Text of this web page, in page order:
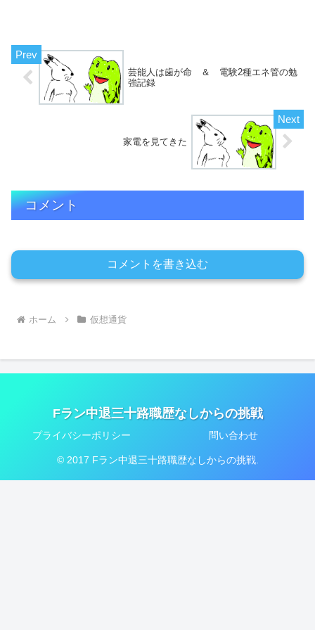
芸能人は歯が命 ＆ 電験2種エネ管の勉
強記録
家電を見てきた
コメント
コメントを書き込む
ホーム 仮想通貨
Fラン中退三十路職歴なしからの挑戦
プライバシーポリシー 問い合わせ
© 2017 Fラン中退三十路職歴なしからの挑戦.